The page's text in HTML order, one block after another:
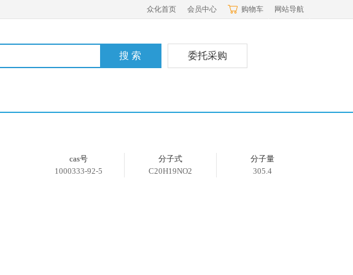
众化首页 会员中心 购物车 网站导航
委托采购
cas号
1000333-92-5
分子式
C20H19NO2
分子量
305.4